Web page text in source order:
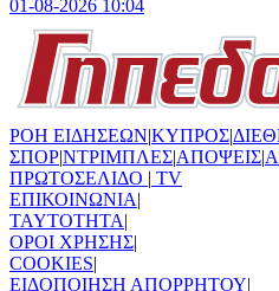
01-08-2026 10:04
ΡΟΗ ΕΙΔΗΣΕΩΝ|ΚΥΠΡΟΣ|
ΣΠΟΡ|ΝΤΡΙΜΠΛΕΣ|ΑΠΟΨΕΙΣ|
ΠΡΩΤΟΣΕΛΙΔΟ | TV
ΕΠΙΚΟΙΝΩΝΙΑ|
TAYTOTHTA|
ΟΡΟΙ ΧΡΗΣΗΣ|
COOKIES|
ΕΙΔΟΠΟΙΗΣΗ ΑΠΟΡΡΗΤΟΥ|